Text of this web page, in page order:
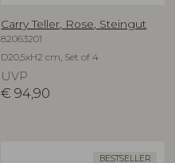
Carry Teller, Rose, Steingut
82063201
D20,5xH2 cm, Set of 4
UVP
€ 94,90
BESTSELLER